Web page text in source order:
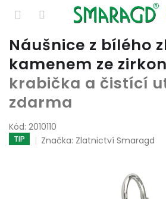
Přejít
obsah
Náušnice z bílého
kamenem ze
krabička a čistící
zdarma
Kód: 2010110
TIP Značka: Zlatnictví Smaragd